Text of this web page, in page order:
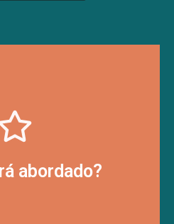
abordado?
situacionais.